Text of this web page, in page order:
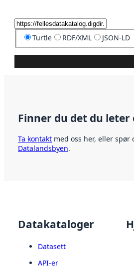
Turtle RDF/XML JSON-LD
Finner du det du leter
Ta kontakt med oss her, eller spør
Datalandsbyen.
Datakataloger
Datasett
API-er